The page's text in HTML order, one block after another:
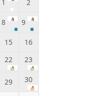
1 2
8 9
15 16
22 23
29 30